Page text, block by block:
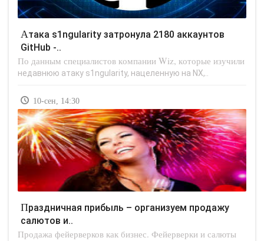
Атака s1ngularity затронула 2180 аккаунтов
GitHub -..
По данным специалистов компании Wiz, которые изучили
недавнюю атаку s1ngularity, нацеленную на NX,..
10-сен, 14:30
Праздничная прибыль – организуем продажу
салютов и..
Продажа фейерверков как бизнес. Фейерверки и салюты